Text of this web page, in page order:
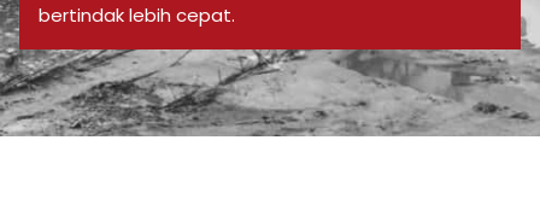
bertindak lebih cepat.